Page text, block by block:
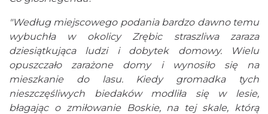
"Według miejscowego podania bardzo dawno temu
wybuchła w okolicy Zrębic straszliwa zaraza
dziesiątkująca ludzi i dobytek domowy. Wielu
opuszczało zarażone domy i wynosiło się na
mieszkanie do lasu. Kiedy gromadka tych
nieszczęśliwych biedaków modliła się w lesie,
błagając o zmiłowanie Boskie, na tej skale, którą